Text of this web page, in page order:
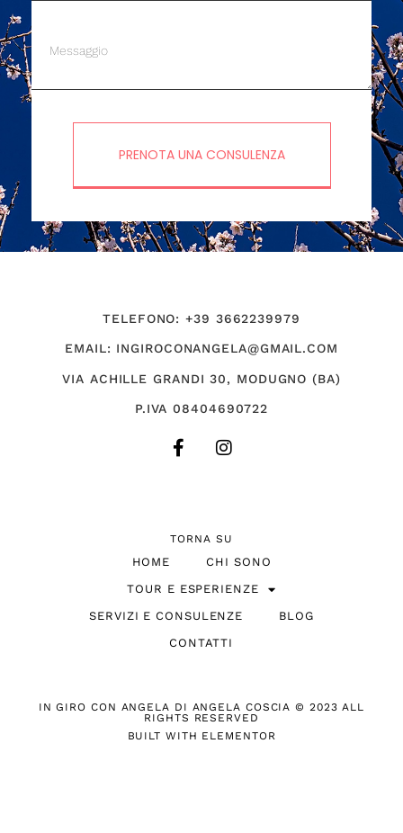
PRENOTA UNA CONSULENZA
TELEFONO: +39 3662239979
EMAIL: INGIROCONANGELA@GMAIL.COM
VIA ACHILLE GRANDI 30, MODUGNO (BA)
P.IVA 08404690722
TORNA SU
HOME
CHI SONO
TOUR E ESPERIENZE
SERVIZI E CONSULENZE
BLOG
CONTATTI
IN GIRO CON ANGELA DI ANGELA COSCIA © 2023 ALL
RIGHTS RESERVED
BUILT WITH ELEMENTOR